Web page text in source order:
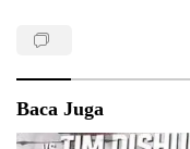
Baca Juga